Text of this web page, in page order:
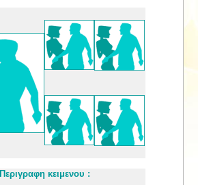
Περιγραφη κειμενου :